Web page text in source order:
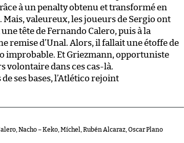
à un penalty obtenu et transformé en
valeureux, les joueurs de Sergio ont
tête de Fernando Calero, puis à la
remise d’Unal. Alors, il fallait une étoffe de
improbable. Et Griezmann, opportuniste
volontaire dans ces cas-là.
ses bases, l’Atlético rejoint
Nacho – Keko, Míchel, Rubén Alcaraz, Oscar Plano